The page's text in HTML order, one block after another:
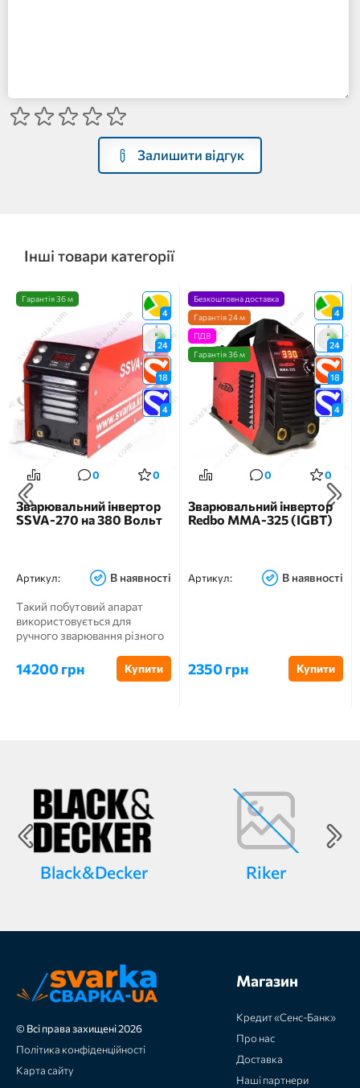
Залишити відгук
Інші товари категорії
4
24
18
4
Гарантія 36 м
0 0
Зварювальний інвертор
SSVA-270 на 380 Вольт
Артикул: В наявності
Такий побутовий апарат
використовується для
ручного зварювання різного
14200 грн Купити
4
24
18
4
Безкоштовна доставка
Гарантія 24 м
ПДВ
Гарантія 36 м
0 0
Зварювальний інвертор
Redbo MMA-325 (IGBT)
Артикул: В наявності
2350 грн Купити
Black&Decker Riker
© Всі права захищені 2026
Політика конфіденційності
Карта сайту
Магазин
Кредит «Сенс-Банк»
Про нас
Доставка
Наші партнери